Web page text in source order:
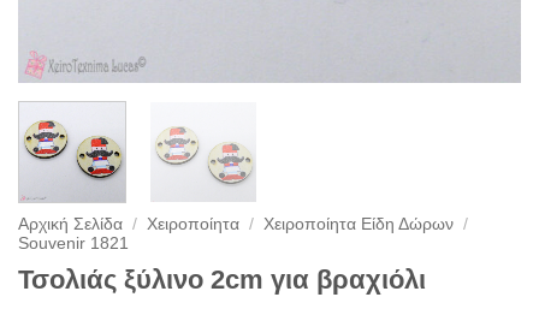
Αρχική Σελίδα / Χειροποίητα / Χειροποίητα Είδη Δώρων /
Souvenir 1821
Τσολιάς ξύλινο 2cm για βραχιόλι